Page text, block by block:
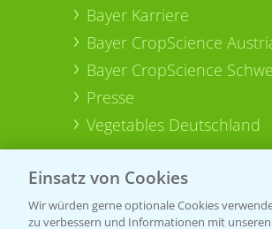
Bayer Karriere
Bayer CropScience
Bayer CropScience
Presse
Vegetables Deutschland
Einsatz von Cookies
Wir würden gerne optionale Cookies
zu verbessern und Informationen mit